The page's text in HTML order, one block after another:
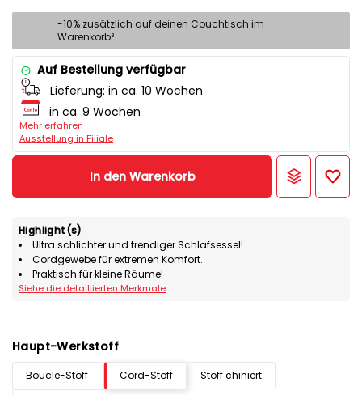
-10% zusätzlich auf deinen Couchtisch im
Warenkorb³
Auf Bestellung verfügbar
Lieferung: in ca. 10 Wochen
in ca. 9 Wochen
Mehr erfahren
Ausstellung in Filiale
In den Warenkorb
Highlight(s)
Ultra schlichter und trendiger Schlafsessel!
Cordgewebe für extremen Komfort.
Praktisch für kleine Räume!
Siehe die detaillierten Merkmale
Haupt-Werkstoff
Boucle-Stoff Cord-Stoff
Stoff chiniert